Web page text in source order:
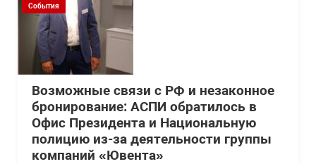
События
Возможные связи с РФ и незаконное
бронирование: АСПИ обратилось в
Офис Президента и Национальную
полицию из-за деятельности группы
компаний «Ювента»